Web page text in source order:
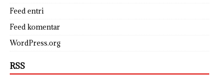
Feed entri
Feed komentar
WordPress.org
RSS